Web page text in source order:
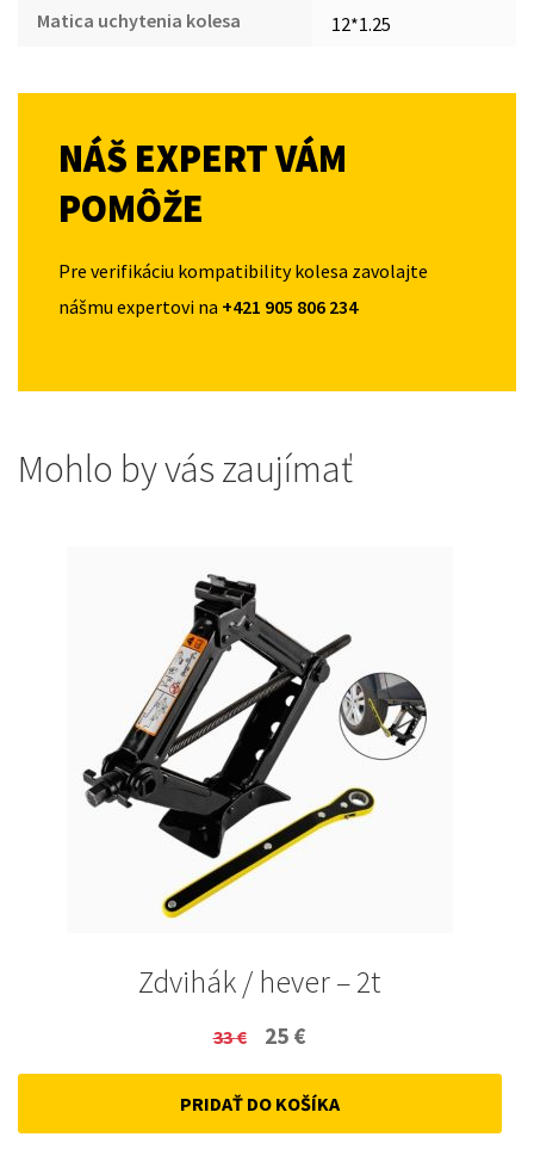
Matica uchytenia kolesa 12*1.25
NÁŠ EXPERT VÁM
POMÔŽE
Pre verifikáciu kompatibility kolesa zavolajte
nášmu expertovi na +421 905 806 234
Mohlo by vás zaujímať
Zdvihák / hever – 2t
33€
Original
price
was:
25 €
price
is:
PRIDAŤ DO KOŠÍKA